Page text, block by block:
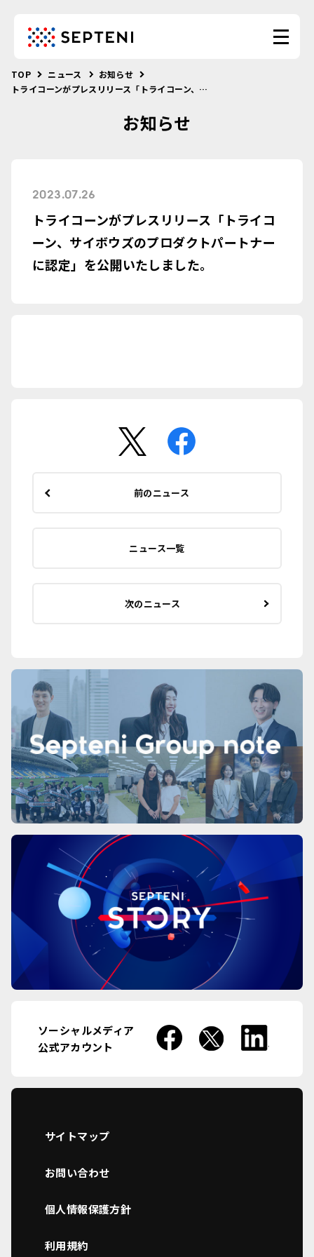
TOP ニュース
お知らせ
トライコーンがプレスリリース「トライコーン、サイボウズのプロダクトパートナーに認定」を公開いたしました。
お知らせ
2023.07.26
トライコーンがプレスリリース「トライコ
ーン、サイボウズのプロダクトパートナー
に認定」を公開いたしました。
前のニュース
ニュース一覧
次のニュース
ソーシャルメディア
公式アカウント
サイトマップ
お問い合わせ
個人情報保護方針
利用規約